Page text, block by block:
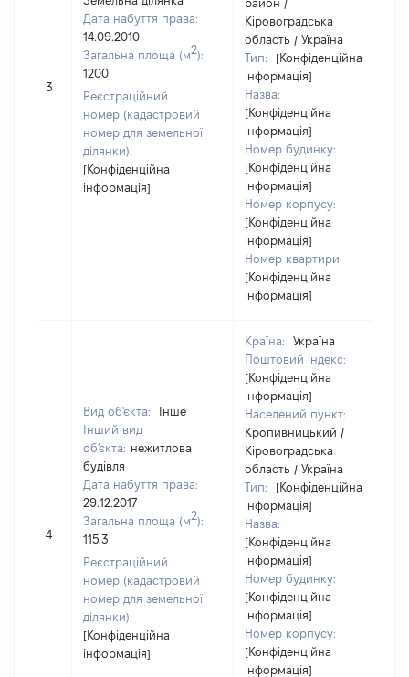
3
Дата набуття права:
14.09.2010
Загальна площа (м2):
1200
Реєстраційний
номер (кадастровий
номер для земельної
ділянки):
[Конфіденційна
інформація]
район /
Кіровоградська
область / Україна
Тип:
[Конфіденційна
інформація]
Назва:
[Конфіденційна
інформація]
Номер будинку:
[Конфіденційна
інформація]
Номер корпусу:
[Конфіденційна
інформація]
Номер квартири:
[Конфіденційна
інформація]
4
Вид об'єкта:
Інше
Інший вид
об'єкта: нежитлова
будівля
Дата набуття права:
29.12.2017
Загальна площа (м2):
115.3
Реєстраційний
номер (кадастровий
номер для земельної
ділянки):
[Конфіденційна
інформація]
Країна:
Україна
Поштовий індекс:
[Конфіденційна
інформація]
Населений пункт:
Кропивницький /
Кіровоградська
область / Україна
Тип:
[Конфіденційна
інформація]
Назва:
[Конфіденційна
інформація]
Номер будинку:
[Конфіденційна
інформація]
Номер корпусу:
[Конфіденційна
інформація]